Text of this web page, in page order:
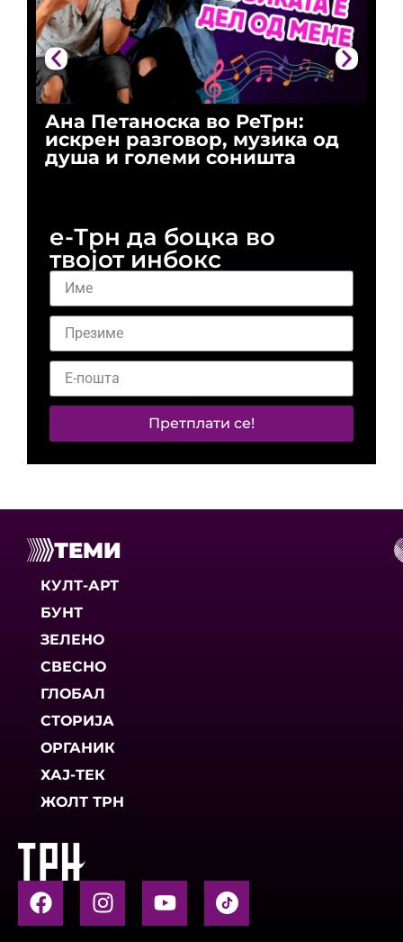
Ана Петаноска во РеТрн:
искрен разговор, музика од
душа и големи соништа
е-Трн да боцка во
твојот инбокс
Претплати се!
ТЕМИ
КУЛТ-АРТ
БУНТ
ЗЕЛЕНО
СВЕСНО
ГЛОБАЛ
СТОРИЈА
ОРГАНИК
ХАЈ-ТЕК
ЖОЛТ ТРН